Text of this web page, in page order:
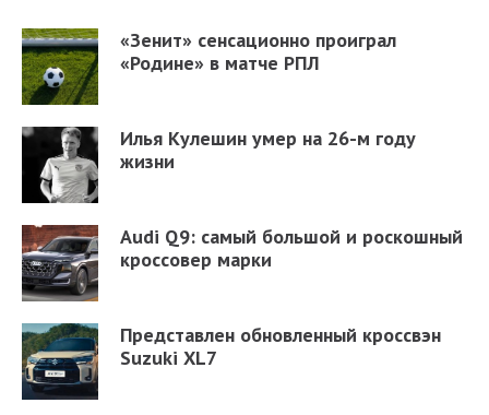
«Зенит» сенсационно проиграл
«Родине» в матче РПЛ
Илья Кулешин умер на 26-м году
жизни
Audi Q9: самый большой и роскошный
кроссовер марки
Представлен обновленный кроссвэн
Suzuki XL7